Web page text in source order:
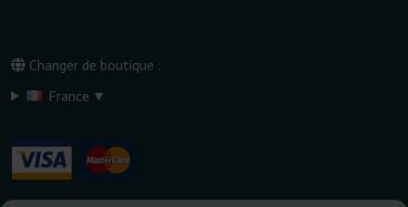
Changer de boutique :
France ▾